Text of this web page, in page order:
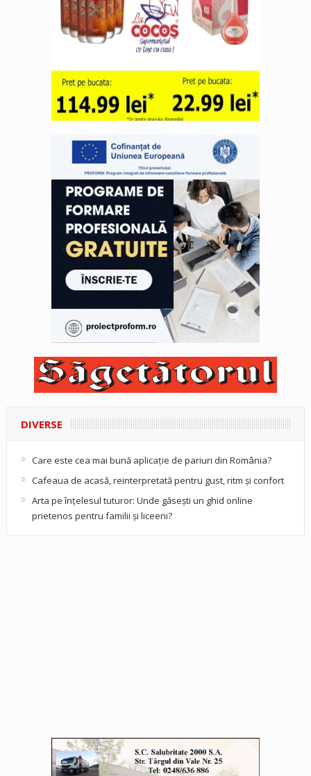
DIVERSE
Care este cea mai bună aplicație de pariuri din România?
Cafeaua de acasă, reinterpretată pentru gust, ritm și confort
Arta pe înțelesul tuturor: Unde găsești un ghid online
prietenos pentru familii și liceeni?